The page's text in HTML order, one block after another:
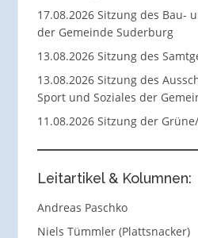
17.08.2026 Sitzung des Bau-
der Gemeinde Suderburg
13.08.2026 Sitzung des
13.08.2026 Sitzung des
Sport und Soziales der
11.08.2026 Sitzung der
Leitartikel & Kolumnen:
Andreas Paschko
Niels Tümmler (Plattsnacker)